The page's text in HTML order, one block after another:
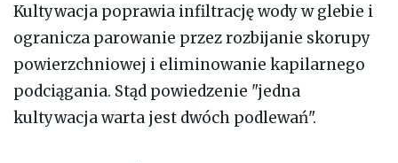
Kultywacja poprawia infiltrację wody w glebie i
ogranicza parowanie przez rozbijanie skorupy
powierzchniowej i eliminowanie kapilarnego
podciągania. Stąd powiedzenie "jedna
kultywacja warta jest dwóch podlewań".